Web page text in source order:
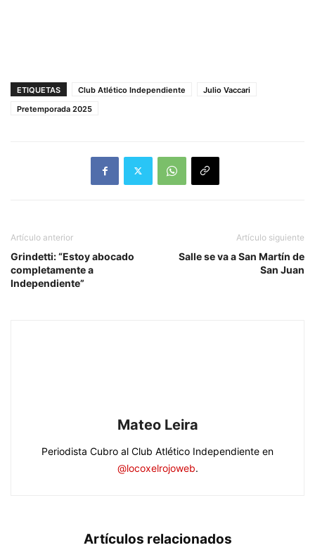
ETIQUETAS Club Atlético Independiente
Julio Vaccari
Pretemporada 2025
Artículo anterior
Grindetti: “Estoy abocado
completamente a
Independiente”
Artículo siguiente
Salle se va a San Martín de
San Juan
Mateo Leira
Periodista Cubro al Club Atlético Independiente en
@locoxelrojoweb.
Artículos relacionados